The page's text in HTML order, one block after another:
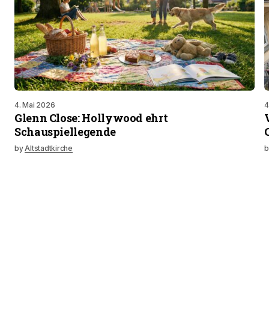
4. Mai 2026
Glenn Close: Hollywood ehrt
Schauspiellegende
byAltstadtkirche